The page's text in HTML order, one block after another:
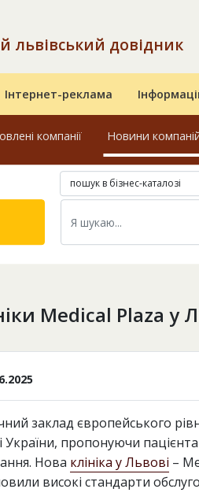
львівський довідник
Інтернет-реклама
компанії Новини
пошук в бізнес-каталозі
Medical Plaza у
заклад європейського
України, пропонуючи
Нова клініка у Львові –
високі стандарти